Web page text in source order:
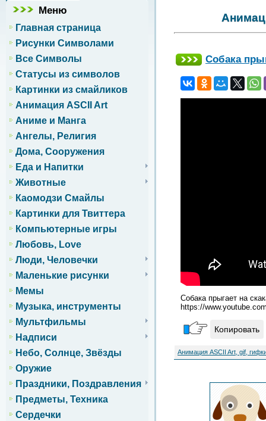
Меню
Главная страница
Рисунки Символами
Все Символы
Статусы из символов
Картинки из смайликов
Анимация ASCII Art
Аниме и Манга
Ангелы, Религия
Дома, Сооружения
Еда и Напитки
Животные
Каомодзи Смайлы
Картинки для Твиттера
Компьютерные игры
Любовь, Love
Люди, Человечки
Маленькие рисунки
Мемы
Музыка, инструменты
Мультфильмы
Надписи
Небо, Солнце, Звёзды
Оружие
Праздники, Поздравления
Предметы, Техника
Сердечки
Собака
Собака прыгает на
https://
Копировать
Анимация ASCII Art, gif,